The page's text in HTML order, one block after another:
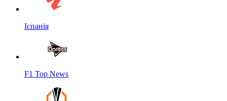
Іспанія
F1 Top News